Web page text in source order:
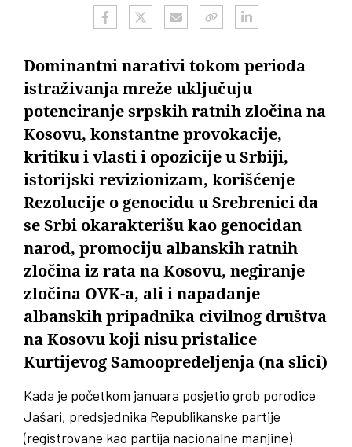
Dominantni narativi tokom perioda
istraživanja mreže uključuju
potenciranje srpskih ratnih zločina na
Kosovu, konstantne provokacije,
kritiku i vlasti i opozicije u Srbiji,
istorijski revizionizam, korišćenje
Rezolucije o genocidu u Srebrenici da
se Srbi okarakterišu kao genocidan
narod, promociju albanskih ratnih
zločina iz rata na Kosovu, negiranje
zločina OVK-a, ali i napadanje
albanskih pripadnika civilnog društva
na Kosovu koji nisu pristalice
Kurtijevog Samoopredeljenja (na slici)
Kada je početkom januara posjetio grob porodice
Jašari, predsjednika Republikanske partije
(registrovane kao partija nacionalne manjine)